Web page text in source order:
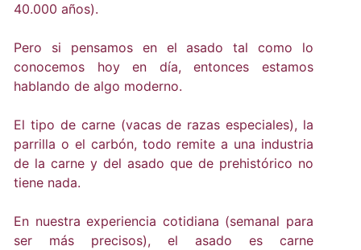
40.000 años).
Pero si pensamos en el asado tal como lo
conocemos hoy en día, entonces estamos
hablando de algo moderno.
El tipo de carne (vacas de razas especiales), la
parrilla o el carbón, todo remite a una industria
de la carne y del asado que de prehistórico no
tiene nada.
En nuestra experiencia cotidiana (semanal para
ser más precisos), el asado es carne